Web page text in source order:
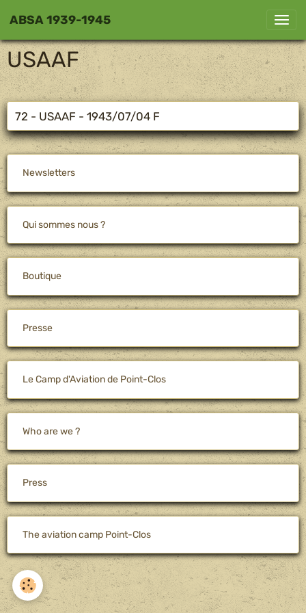
ABSA 1939-1945
USAAF
72 - USAAF - 1943/07/04 F
Newsletters
Qui sommes nous ?
Boutique
Presse
Le Camp d'Aviation de Point-Clos
Who are we ?
Press
The aviation camp Point-Clos